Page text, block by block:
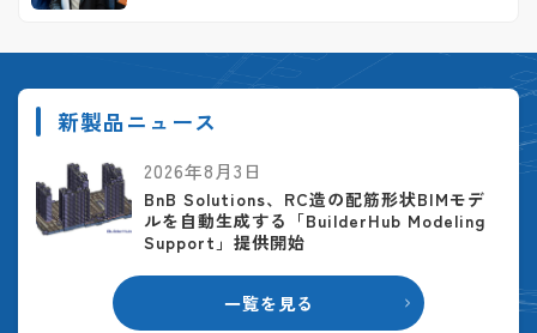
新製品ニュース
一覧を見る
2026年8月3日
BnB Solutions、RC造の配筋形状BIMモデ
ルを自動生成する「BuilderHub Modeling
Support」提供開始